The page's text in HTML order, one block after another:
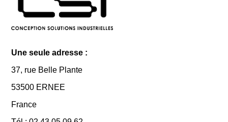
Une seule adresse :
37, rue Belle Plante
53500 ERNEE
France